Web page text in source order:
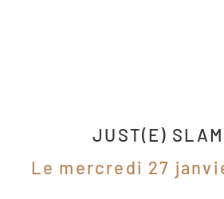
JUST(E) SLAM
Le mercredi 27